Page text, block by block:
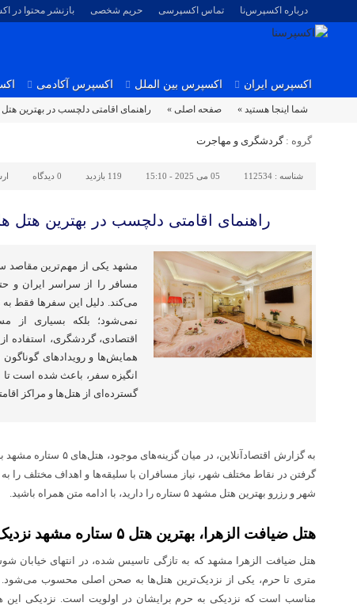
درباره اکسپرس‌نا تماس اکسپرسی حریم شخصی بازنشر محتوا در
اکسپرس ایران اکسپرس بین الملل اکسپرس آکادمی
شما اینجا هستید » صفحه اصلی » راهنمای اقامتی دلچسب در بهترین
گروه :گردشگری و مهاجرت
شناسه : 112534 05 می 2025 - 15:10 119 بازدید 0 دیدگاه
راهنمای اقامتی دلچسب در بهترین هتل‌
مشهد یکی از مهم‌ترین مقاصد
مسافر را از سراسر ایران
می‌کند. دلیل این سفرها فقط
نمی‌شود؛ بلکه بسیاری از
اقتصادی، گردشگری،
همایش‌ها و رویدادهای
انگیزه‌ سفر، باعث شده است تا
گسترده‌ای از هتل‌ها و مراکز
به گزارش اقتصادآنلاین، در
گرفتن در نقاط مختلف شهر، نیاز مسافران با سلیقه‌ها و اهداف مختلف را
شهر و رزرو بهترین هتل مشهد ۵ ستاره را دارید، با ادامه متن همراه باشید.
هتل ضیافت الزهرا، بهترین هتل ۵ ستاره مشهد نزدیک حرم
متری تا حرم، یکی از نزدیک‌ترین هتل‌ها به صحن اصلی محسوب می‌شود.
مناسب است که نزدیکی به حرم برایشان در اولویت است. نزدیکی این